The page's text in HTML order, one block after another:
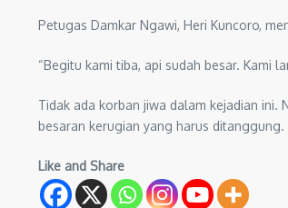
Petugas Damkar Ngawi, Heri Kuncoro,
“Begitu kami tiba, api sudah besar. Kami
Tidak ada korban jiwa dalam kejadian
besaran kerugian yang harus ditanggung.
Like and Share